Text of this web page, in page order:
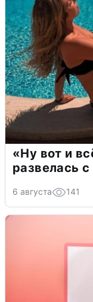
«Ну вот и
развелась
6 августа 141